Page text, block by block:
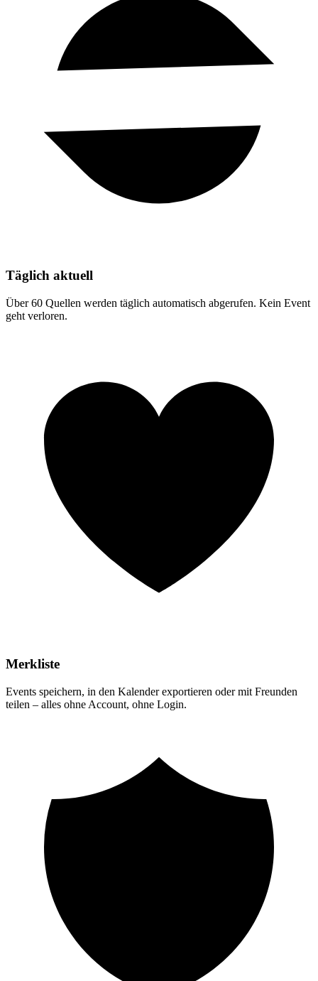
Täglich aktuell
Über 60 Quellen werden täglich automatisch abgerufen. Kein Event
geht verloren.
Merkliste
Events speichern, in den Kalender exportieren oder mit Freunden
teilen – alles ohne Account, ohne Login.